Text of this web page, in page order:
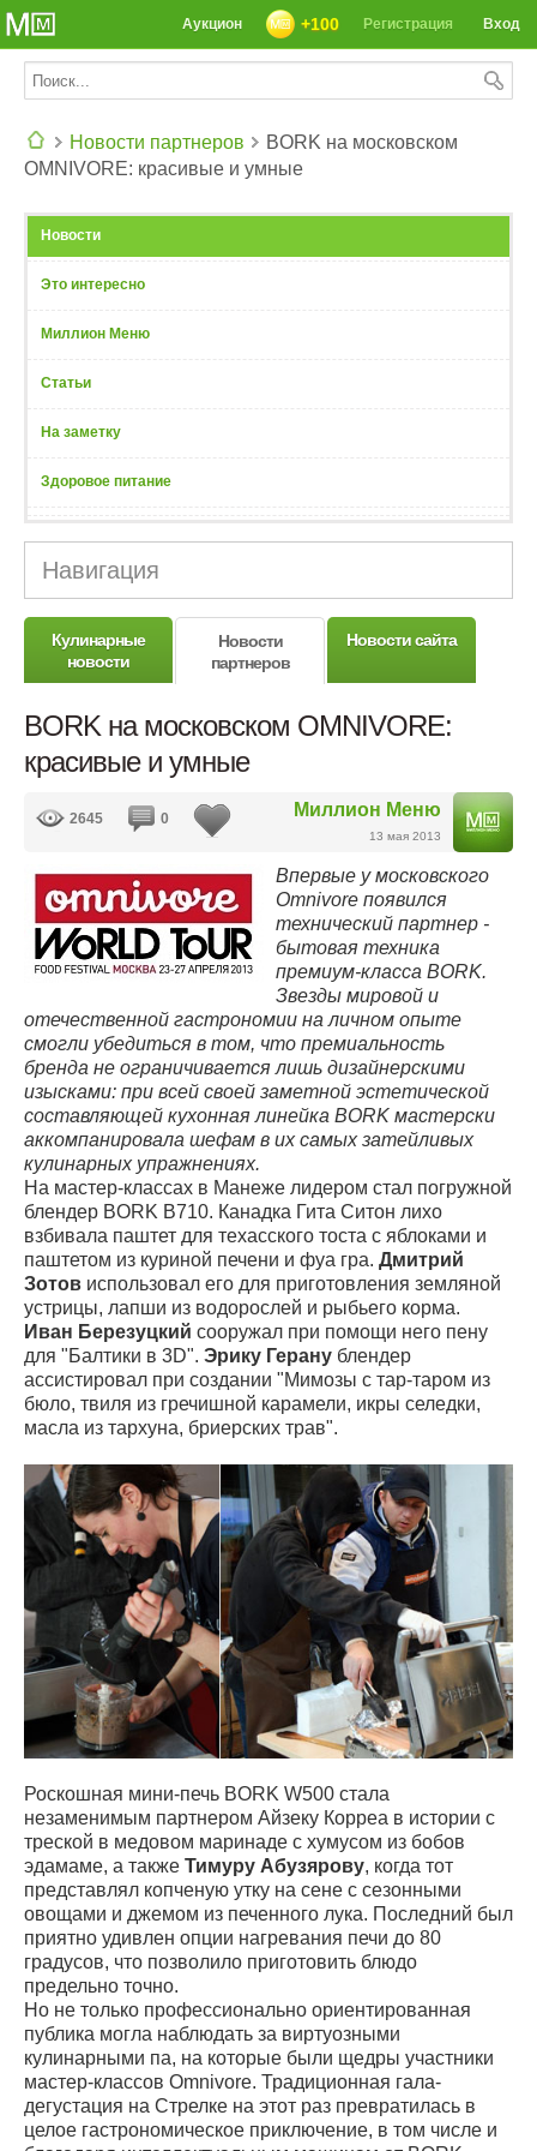
Вход
Регистрация
+100
Аукцион
Новости партнеров
BORK на московском
OMNIVORE: красивые и умные
Новости
Это интересно
Миллион Меню
Статьи
На заметку
Здоровое питание
Навигация
Кулинарные
новости
Новости
партнеров
Новости сайта
BORK на московском OMNIVORE:
красивые и умные
Миллион Меню
13 мая 2013
2645 0
Впервые у московского
Omnivore появился
технический партнер -
бытовая техника
премиум-класса BORK.
Звезды мировой и
отечественной гастрономии на личном опыте
смогли убедиться в том, что премиальность
бренда не ограничивается лишь дизайнерскими
изысками: при всей своей заметной эстетической
составляющей кухонная линейка BORK мастерски
аккомпанировала шефам в их самых затейливых
кулинарных упражнениях.
На мастер-классах в Манеже лидером стал погружной
блендер BORK B710. Канадка Гита Ситон лихо
взбивала паштет для техасского тоста с яблоками и
паштетом из куриной печени и фуа гра. Дмитрий
Зотов использовал его для приготовления земляной
устрицы, лапши из водорослей и рыбьего корма.
Иван Березуцкий сооружал при помощи него пену
для "Балтики в 3D". Эрику Герану блендер
ассистировал при создании "Мимозы с тар-таром из
бюло, твиля из гречишной карамели, икры селедки,
масла из тархуна, бриерских трав".
Роскошная мини-печь BORK W500 стала
незаменимым партнером Айзеку Корреа в истории с
треской в медовом маринаде с хумусом из бобов
эдамаме, а также Тимуру Абузярову, когда тот
представлял копченую утку на сене с сезонными
овощами и джемом из печенного лука. Последний был
приятно удивлен опции нагревания печи до 80
градусов, что позволило приготовить блюдо
предельно точно.
Но не только профессионально ориентированная
публика могла наблюдать за виртуозными
кулинарными па, на которые были щедры участники
мастер-классов Omnivore. Традиционная гала-
дегустация на Стрелке на этот раз превратилась в
целое гастрономическое приключение, в том числе и